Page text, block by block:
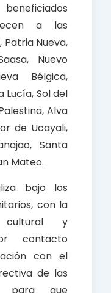
a las
Nueva,
Nuevo
Bélgica,
Lucía, Sol del
Alva
de Ucayali,
Santa
Mateo.
bajo los
con la
cultural y
contacto
con el
de las
para que